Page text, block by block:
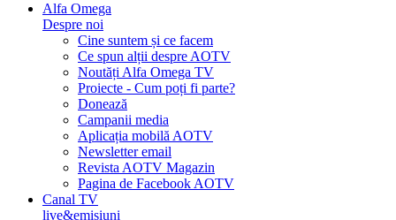
Alfa Omega
Despre noi
Cine suntem și ce facem
Ce spun alții despre AOTV
Noutăți Alfa Omega TV
Proiecte - Cum poți fi parte?
Donează
Campanii media
Aplicația mobilă AOTV
Newsletter email
Revista AOTV Magazin
Pagina de Facebook AOTV
Canal TV
live&emisiuni